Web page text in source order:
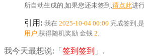
所自动生成的,如果您还未签到,请点此进
引用: 我在 2025-10-04 00:00 完成签到,是
用户,获得随机奖励 金钱 2.
我今天最想说:「 签到签到 」.